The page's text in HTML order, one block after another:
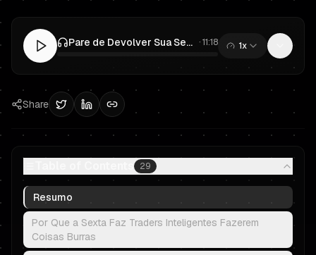
Pare de Devolver Sua Semana na Sexta: Regras de Prop Trading Para Se Manter Financiado ·11:18 1x
0:00
11:18
Share
29
Resumo
Por Que a Sexta Faz Traders Inteligentes Fazerem
Coisas Burras